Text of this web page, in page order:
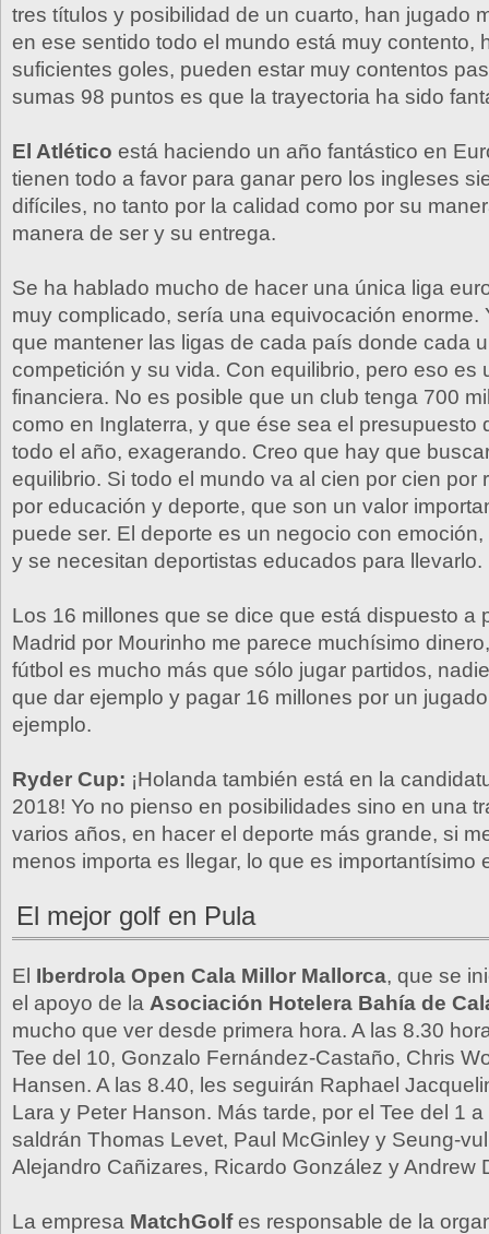
tres títulos y posibilidad de un cuarto, han jugado
en ese sentido todo el mundo está muy contento,
suficientes goles, pueden estar muy contentos
sumas 98 puntos es que la trayectoria ha sido
El Atlético está haciendo un año fantástico en
tienen todo a favor para ganar pero los ingleses
difíciles, no tanto por la calidad como por su
manera de ser y su entrega.
Se ha hablado mucho de hacer una única liga
muy complicado, sería una equivocación enorme.
que mantener las ligas de cada país donde cada
competición y su vida. Con equilibrio, pero eso es
financiera. No es posible que un club tenga 700
como en Inglaterra, y que ése sea el presupuesto
todo el año, exagerando. Creo que hay que
equilibrio. Si todo el mundo va al cien por cien por
por educación y deporte, que son un valor
puede ser. El deporte es un negocio con
y se necesitan deportistas educados para llevarlo.
Los 16 millones que se dice que está dispuesto a
Madrid por Mourinho me parece muchísimo
fútbol es mucho más que sólo jugar partidos,
que dar ejemplo y pagar 16 millones por un
ejemplo.
Ryder Cup: ¡Holanda también está en la
2018! Yo no pienso en posibilidades sino en una
varios años, en hacer el deporte más grande, si
menos importa es llegar, lo que es importantísimo
El mejor golf en Pula
El Iberdrola Open Cala Millor Mallorca, que se
el apoyo de la Asociación Hotelera Bahía de
mucho que ver desde primera hora. A las 8.30
Tee del 10, Gonzalo Fernández-Castaño, Chris
Hansen. A las 8.40, les seguirán Raphael
Lara y Peter Hanson. Más tarde, por el Tee del 1
saldrán Thomas Levet, Paul McGinley y Seung-
Alejandro Cañizares, Ricardo González y Andrew
La empresa MatchGolfes responsable de la